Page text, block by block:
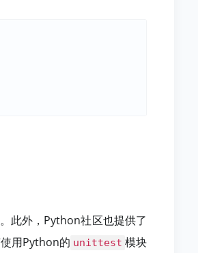
此外，Python社区也提供了
用Python的 unittest 模块